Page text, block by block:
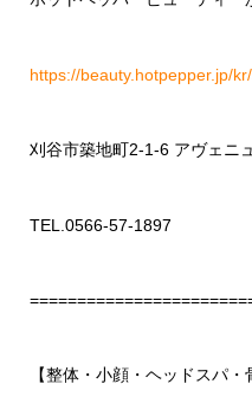
https://beauty.hotpepper.jp/
刈谷市築地町2-1-6 アヴェニ
TEL.0566-57-1897
【整体・小顔・ヘッドスパ